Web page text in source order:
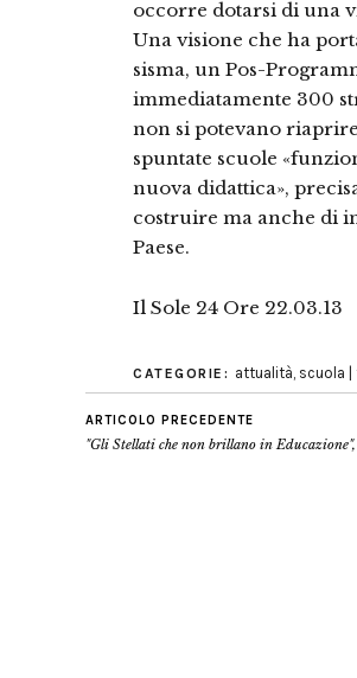
occorre dotarsi di una
Una visione che ha
sisma, un Pos-
immediatamente 300
non si potevano
spuntate scuole
nuova didattica»,
costruire ma anche di
Paese.
Il Sole 24 Ore 22.03.13
CATEGORIE: attualità, scuola
ARTICOLO PRECEDENTE
"Gli Stellati che non brillano in